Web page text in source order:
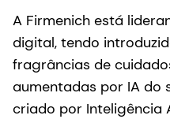
A Firmenich está
digital, tendo
fragrâncias de
aumentadas por IA do
criado por Inteligência